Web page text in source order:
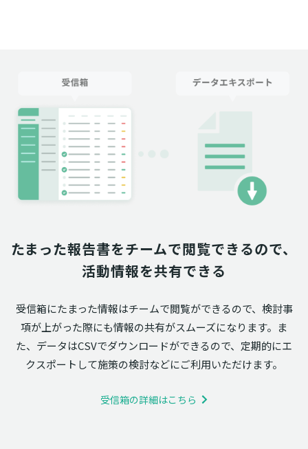
たまった報告書をチームで閲覧できるので、
活動情報を共有できる
受信箱にたまった情報はチームで閲覧ができるので、検討事
項が上がった際にも情報の共有がスムーズになります。ま
た、データはCSVでダウンロードができるので、定期的にエ
クスポートして施策の検討などにご利用いただけます。
受信箱の詳細はこちら